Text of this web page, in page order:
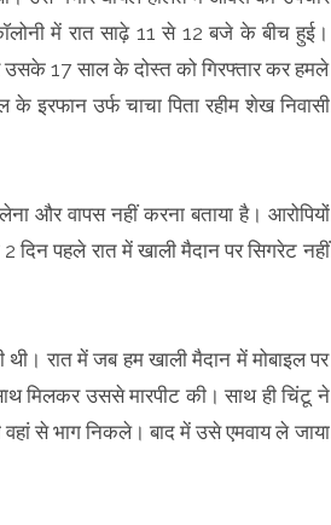
में रात साढ़े 11 से 12 बजे के बीच हुई।
17 साल के दोस्त को गिरफ्तार कर हमले
इरफान उर्फ चाचा पिता रहीम शेख निवासी
और वापस नहीं करना बताया है। आरोपियों
दिन पहले रात में खाली मैदान पर सिगरेट नहीं
रात में जब हम खाली मैदान में मोबाइल पर
मिलकर उससे मारपीट की। साथ ही चिंटू ने
से भाग निकले। बाद में उसे एमवाय ले जाया